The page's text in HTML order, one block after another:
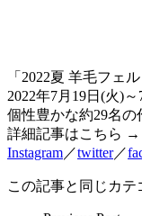
「2022夏 羊毛フェ
2022年7月19日(火)
個性豊かな約29名の
詳細記事はこちら →
Instagram／twitter／
この記事と同じカテ